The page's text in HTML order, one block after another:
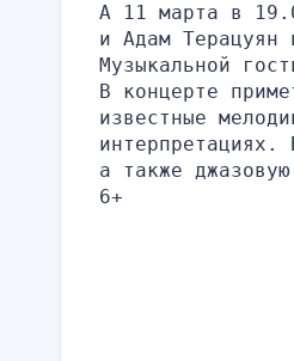
А 11 марта в
и Адам Терацуян
Музыкальной
В концерте
известные
а также
6+